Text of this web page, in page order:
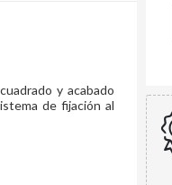
y acabado
de fijación al